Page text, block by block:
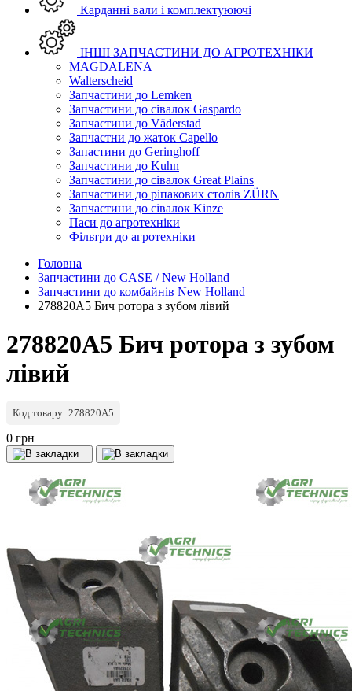
Карданні вали і комплектуюючі
ІНШІ ЗАПЧАСТИНИ ДО АГРОТЕХНІКИ
MAGDALENA
Walterscheid
Запчастини до Lemken
Запчастини до сівалок Gaspardo
Запчастини до Väderstad
Запчастни до жаток Capello
Запастини до Geringhoff
Запчастини до Kuhn
Запчастини до сівалок Great Plains
Запчастини до ріпакових столів ZÜRN
Запчастини до сівалок Kinze
Паси до агротехніки
Фільтри до агротехніки
Головна
Запчастини до CASE / New Holland
Запчастини до комбайнів New Holland
278820A5 Бич ротора з зубом лівий
278820A5 Бич ротора з зубом
лівий
Код товару: 278820A5
0 грн